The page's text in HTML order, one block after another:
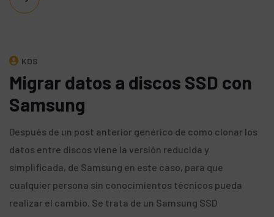
KDS
Migrar datos a discos SSD con
Samsung
Después de un post anterior genérico de como clonar los
datos entre discos viene la versión reducida y
simplificada, de Samsung en este caso, para que
cualquier persona sin conocimientos técnicos pueda
realizar el cambio. Se trata de un Samsung SSD